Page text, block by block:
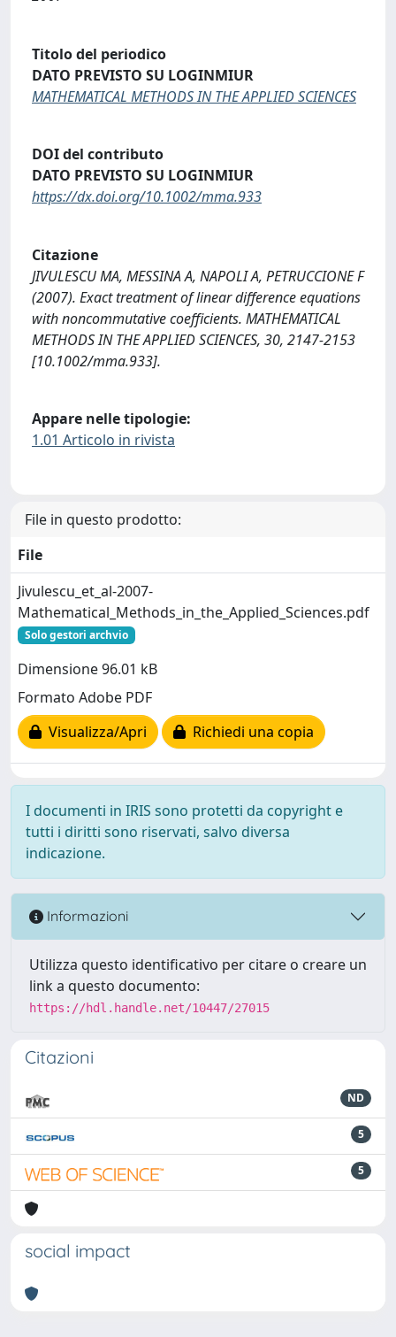
Titolo del periodico
DATO PREVISTO SU LOGINMIUR
MATHEMATICAL METHODS IN THE APPLIED SCIENCES
DOI del contributo
DATO PREVISTO SU LOGINMIUR
https://dx.doi.org/10.1002/mma.933
Citazione
JIVULESCU MA, MESSINA A, NAPOLI A, PETRUCCIONE F
(2007). Exact treatment of linear difference equations
with noncommutative coefficients. MATHEMATICAL
METHODS IN THE APPLIED SCIENCES, 30, 2147-2153
[10.1002/mma.933].
Appare nelle tipologie:
1.01 Articolo in rivista
File in questo prodotto:
File
Jivulescu_et_al-2007-
Mathematical_Methods_in_the_Applied_Sciences.pdf
Solo gestori archvio
Dimensione 96.01 kB
Formato Adobe PDF
Visualizza/Apri
Richiedi una copia
I documenti in IRIS sono protetti da copyright e
tutti i diritti sono riservati, salvo diversa
indicazione.
Informazioni
Utilizza questo identificativo per citare o creare un
link a questo documento:
https://hdl.handle.net/10447/27015
Citazioni
ND
5
5
social impact